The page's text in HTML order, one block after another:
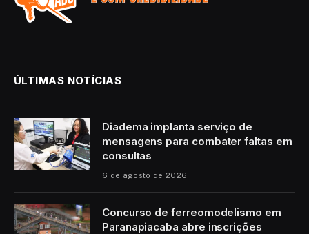
ÚLTIMAS NOTÍCIAS
Diadema implanta serviço de
mensagens para combater faltas em
consultas
6 de agosto de 2026
Concurso de ferreomodelismo em
Paranapiacaba abre inscrições